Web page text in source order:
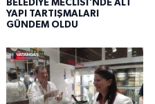
BELEDİYE MECLİSİ'NDE ALT
YAPI TARTIŞMALARI
GÜNDEM OLDU